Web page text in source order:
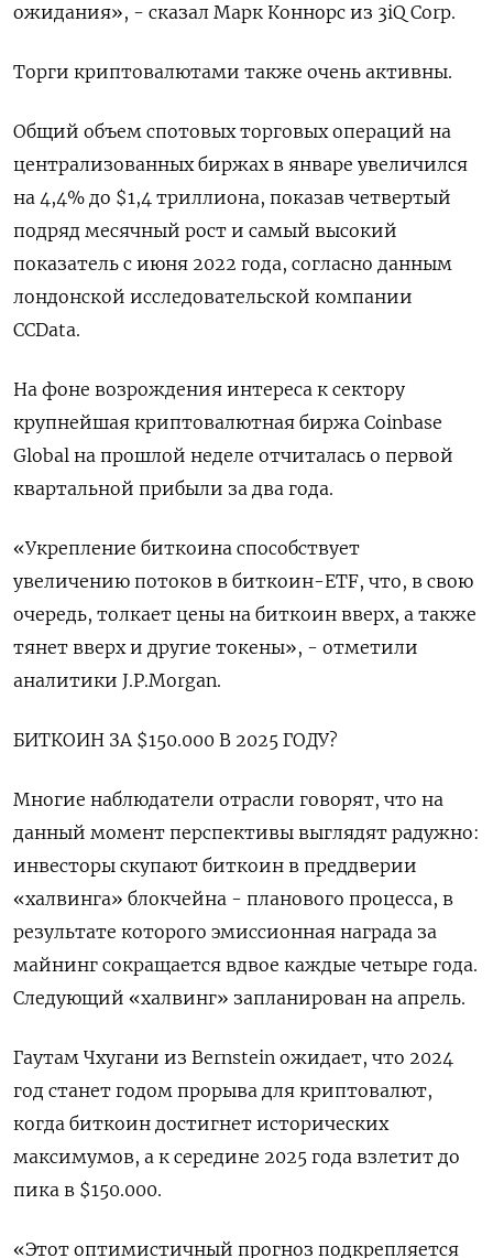
ожидания», - сказал Марк Коннорс из 3iQ Corp.
Торги криптовалютами также очень активны.
Общий объем спотовых торговых операций на
централизованных биржах в январе увеличился
на 4,4% до $1,4 триллиона, показав четвертый
подряд месячный рост и самый высокий
показатель с июня 2022 года, согласно данным
лондонской исследовательской компании
CCData.
На фоне возрождения интереса к сектору
крупнейшая криптовалютная биржа Coinbase
Global на прошлой неделе отчиталась о первой
квартальной прибыли за два года.
«Укрепление биткоина способствует
увеличению потоков в биткоин-ETF, что, в свою
очередь, толкает цены на биткоин вверх, а также
тянет вверх и другие токены», - отметили
аналитики J.P.Morgan.
БИТКОИН ЗА $150.000 В 2025 ГОДУ?
Многие наблюдатели отрасли говорят, что на
данный момент перспективы выглядят радужно:
инвесторы скупают биткоин в преддверии
«халвинга» блокчейна - планового процесса, в
результате которого эмиссионная награда за
майнинг сокращается вдвое каждые четыре года.
Следующий «халвинг» запланирован на апрель.
Гаутам Чхугани из Bernstein ожидает, что 2024
год станет годом прорыва для криптовалют,
когда биткоин достигнет исторических
максимумов, а к середине 2025 года взлетит до
пика в $150.000.
«Этот оптимистичный прогноз подкрепляется